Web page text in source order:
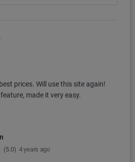
prices. Will use this site again!
made it very easy.
(5.0) 4 years ago